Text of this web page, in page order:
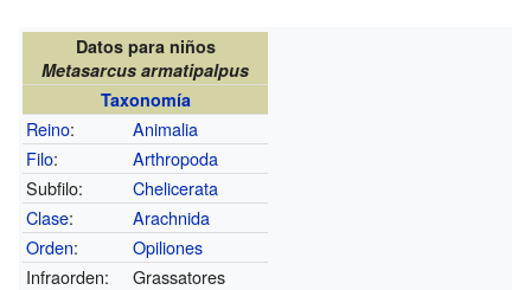
Datos para niños
Metasarcus armatipalpus
Taxonomía
Reino:
Animalia
Filo:
Arthropoda
Subfilo:
Chelicerata
Clase:
Arachnida
Orden:
Opiliones
Infraorden:
Grassatores